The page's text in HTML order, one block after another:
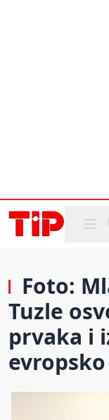
Foto:
Tuzle
prvaka i